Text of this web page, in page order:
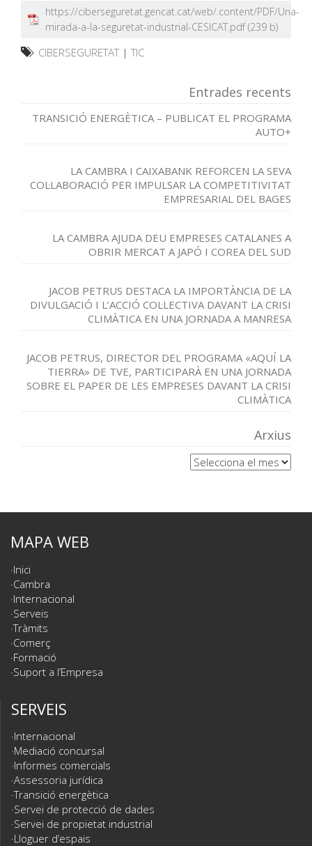
https://ciberseguretat.gencat.cat/web/.content/PDF/Una-
mirada-a-la-seguretat-industrial-CESICAT.pdf
CIBERSEGURETAT|TIC
Entrades recents
TRANSICIÓ ENERGÈTICA – PUBLICAT EL PROGRAMA
AUTO+
LA CAMBRA I CAIXABANK REFORCEN LA SEVA
COL·LABORACIÓ PER IMPULSAR LA COMPETITIVITAT
EMPRESARIAL DEL BAGES
LA CAMBRA AJUDA DEU EMPRESES CATALANES A
OBRIR MERCAT A JAPÓ I COREA DEL SUD
JACOB PETRUS DESTACA LA IMPORTÀNCIA DE LA
DIVULGACIÓ I L’ACCIÓ COL·LECTIVA DAVANT LA CRISI
CLIMÀTICA EN UNA JORNADA A MANRESA
JACOB PETRUS, DIRECTOR DEL PROGRAMA «AQUÍ LA
TIERRA» DE TVE, PARTICIPARÀ EN UNA JORNADA
SOBRE EL PAPER DE LES EMPRESES DAVANT LA CRISI
CLIMÀTICA
Arxius
Arxius
MAPA WEB
Inici
Cambra
Internacional
Serveis
Tràmits
Comerç
Formació
Suport a l’Empresa
SERVEIS
Internacional
Mediació concursal
Informes comercials
Assessoria jurídica
Transició energètica
Servei de protecció de dades
Servei de propietat industrial
Lloguer d’espais